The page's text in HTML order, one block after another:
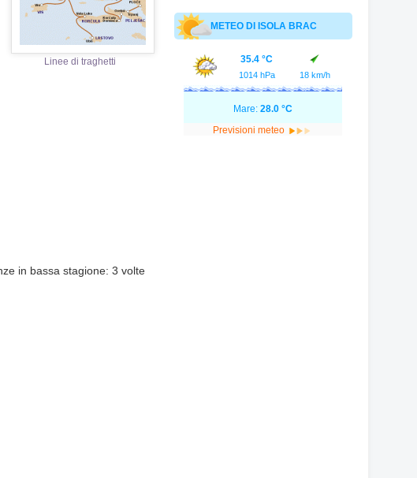
Linee di traghetti
in bassa stagione: 3 volte
METEO DI ISOLA BRAC
35.4 °C
1014 hPa 18 km/h
Mare:28.0 °C
Previsioni meteo